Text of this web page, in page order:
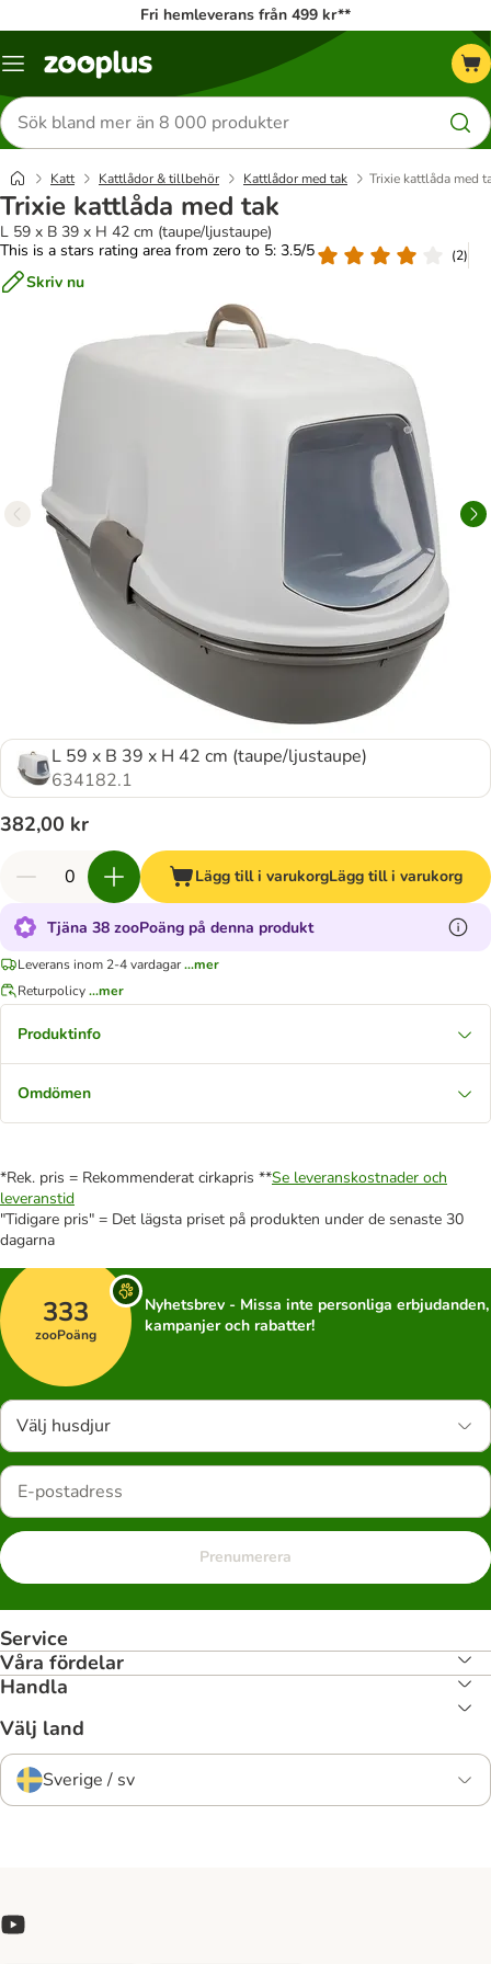
Fri hemleverans från 499 kr**
Katalogmeny
Sök
efter
produkter
Katt Kattlådor & tillbehör Kattlådor med tak Trixie kattlåda med
Trixie kattlåda med tak
L 59 x B 39 x H 42 cm (taupe/ljustaupe)
This is a stars rating area from zero to 5: 3.5/5
(2)
Skriv nu
L 59 x B 39 x H 42 cm (taupe/ljustaupe)
634182.1
382,00 kr
Lägg till i varukorgLägg till i varukorg
Tjäna 38 zooPoäng på denna produkt
Leverans inom 2-4 vardagar...mer
Returpolicy...mer
Produktinfo
Omdömen
*Rek. pris = Rekommenderat cirkapris **Se leveranskostnader och
leveranstid
"Tidigare pris" = Det lägsta priset på produkten under de senaste 30
dagarna
333
zooPoäng
Nyhetsbrev - Missa inte personliga erbjudanden,
kampanjer och rabatter!
Välj husdjur
Prenumerera
Service
Våra fördelar
Handla
Välj land
Sverige / sv